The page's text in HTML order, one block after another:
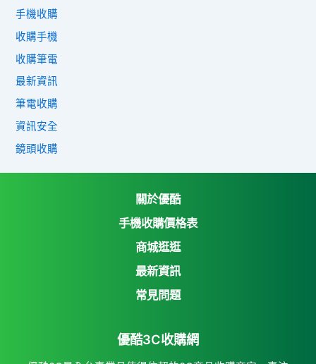
手機收購
收購手機
收購筆電
最新資訊
筆電收購
資訊安全
鏡頭收購
關於優酷
手機收購價格表
商城逛逛
優酷3C收購網
Yahoo購物中心
7-11 i open mall
最新資訊
常見問題
優酷3C收購網